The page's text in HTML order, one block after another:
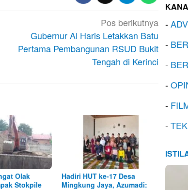
Pos berikutnya
Gubernur Al Haris Letakkan Batu
Pertama Pembangunan RSUD Bukit
Tengah di Kerinci
Olak
Stokpile
Hadiri HUT ke-17 Desa
Mingkung Jaya, Azumadi:
-
-
-
-
-
-